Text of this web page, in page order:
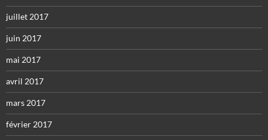
juillet 2017
juin 2017
mai 2017
avril 2017
mars 2017
février 2017